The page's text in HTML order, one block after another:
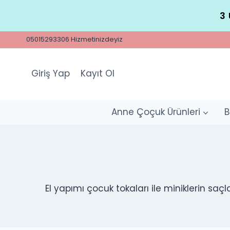
content
3
05015293306 Hizmetinizdeyiz
Giriş Yap Kayıt Ol
Anne Çoçuk Ürünleri
El yapımı çocuk tokaları ile miniklerin